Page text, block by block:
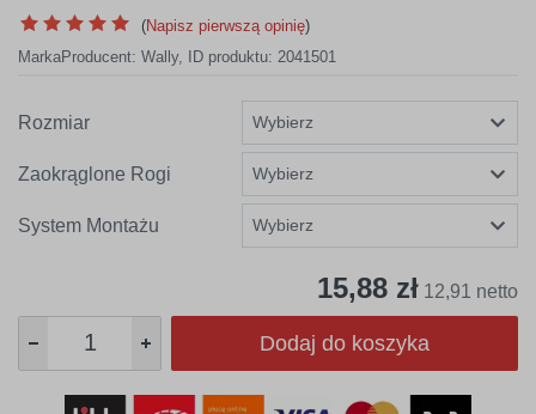
(Napisz pierwszą opinię)
MarkaProducent: Wally, ID produktu: 2041501
Rozmiar
Zaokrąglone Rogi
System Montażu
15,88 zł 12,91 netto
Dodaj do koszyka